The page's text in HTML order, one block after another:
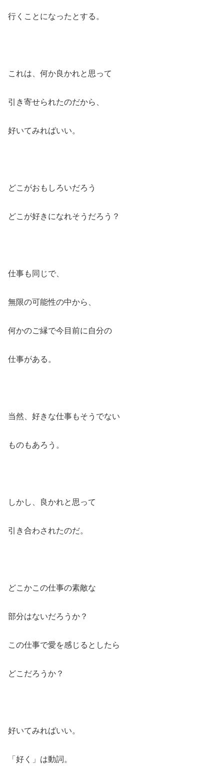
行くことになったとする。
これは、何か良かれと思って
引き寄せられたのだから、
好いてみればいい。
どこがおもしろいだろう
どこが好きになれそうだろう？
仕事も同じで、
無限の可能性の中から、
何かのご縁で今目前に自分の
仕事がある。
当然、好きな仕事もそうでない
ものもあろう。
しかし、良かれと思って
引き合わされたのだ。
どこかこの仕事の素敵な
部分はないだろうか？
この仕事で愛を感じるとしたら
どこだろうか？
好いてみればいい。
「好く」は動詞。